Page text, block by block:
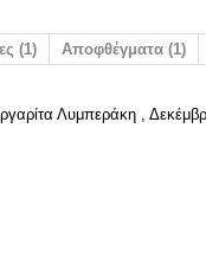
(1) Αποφθέγματα (1)
Λυμπεράκη ,